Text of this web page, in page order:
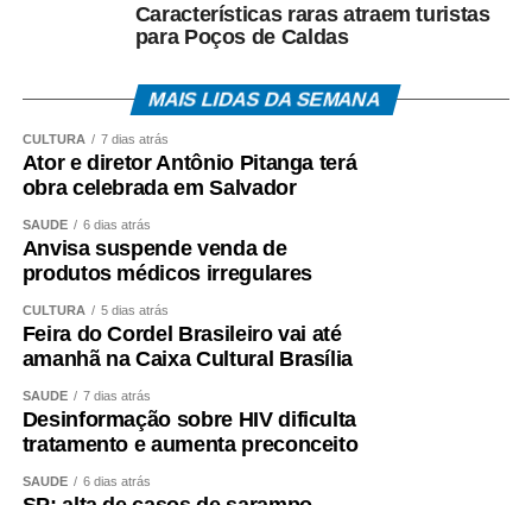
Características raras atraem turistas
para Poços de Caldas
MAIS LIDAS DA SEMANA
CULTURA 7 dias atrás
Ator e diretor Antônio Pitanga terá
obra celebrada em Salvador
SAÚDE 6 dias atrás
Anvisa suspende venda de
produtos médicos irregulares
CULTURA 5 dias atrás
Feira do Cordel Brasileiro vai até
amanhã na Caixa Cultural Brasília
SAÚDE 7 dias atrás
Desinformação sobre HIV dificulta
tratamento e aumenta preconceito
SAÚDE 6 dias atrás